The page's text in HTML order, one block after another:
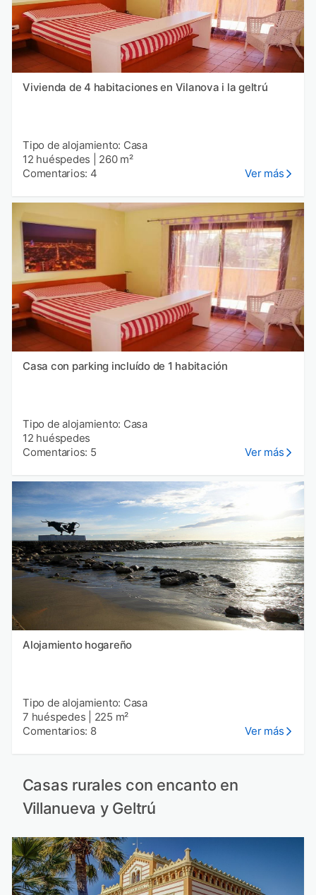
Vivienda de 4 habitaciones en Vilanova i la geltrú
Tipo de alojamiento: Casa
12 huéspedes
260 m²
Comentarios: 4
Ver más
Casa con parking incluído de 1 habitación
Tipo de alojamiento: Casa
12 huéspedes
Comentarios: 5
Ver más
Alojamiento hogareño
Tipo de alojamiento: Casa
7 huéspedes
225 m²
Comentarios: 8
Ver más
Casas rurales con encanto en
Villanueva y Geltrú